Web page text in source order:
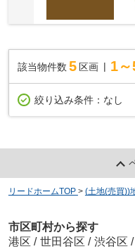
該当物件数 5 区画 1～
絞り込み条件： なし
リードホームTOP > (土地(売買))
市区町村から探す
港区 / 世田谷区 / 渋谷区 /